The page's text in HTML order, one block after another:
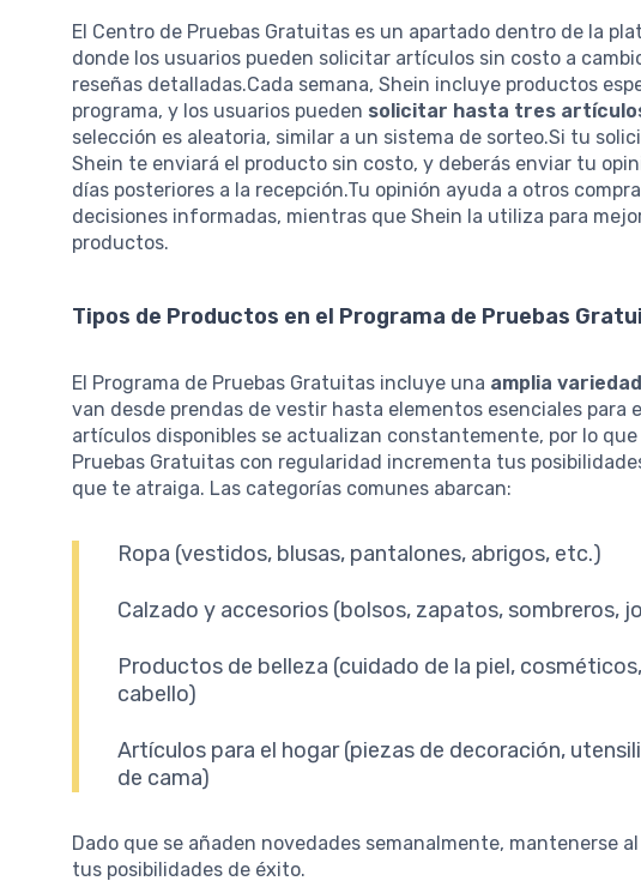
El Centro de Pruebas Gratuitas es un apartado dentro de la
donde los usuarios pueden solicitar artículos sin costo a
reseñas detalladas.Cada semana, Shein incluye productos
programa, y los usuarios pueden solicitar hasta tres
selección es aleatoria, similar a un sistema de sorteo.Si tu
Shein te enviará el producto sin costo, y deberás enviar tu
días posteriores a la recepción.Tu opinión ayuda a otros
decisiones informadas, mientras que Shein la utiliza para
productos.
Tipos de Productos en el Programa de Pruebas
El Programa de Pruebas Gratuitas incluye una amplia
van desde prendas de vestir hasta elementos esenciales para
artículos disponibles se actualizan constantemente, por lo
Pruebas Gratuitas con regularidad incrementa tus
que te atraiga. Las categorías comunes abarcan:
Ropa (vestidos, blusas, pantalones, abrigos, etc.)
Calzado y accesorios (bolsos, zapatos, sombreros,
Productos de belleza (cuidado de la piel,
cabello)
Artículos para el hogar (piezas de decoración,
de cama)
Dado que se añaden novedades semanalmente, mantenerse
tus posibilidades de éxito.